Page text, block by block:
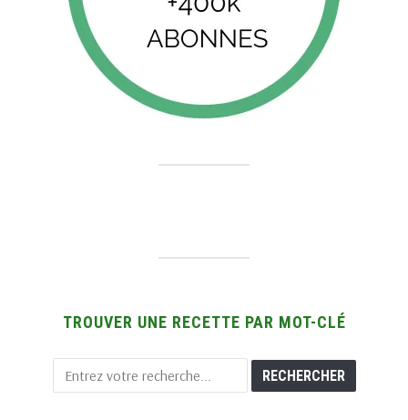
TROUVER UNE RECETTE PAR MOT-CLÉ